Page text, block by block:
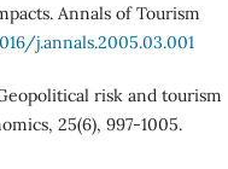
Annals of Tourism
j.annals.2005.03.001
risk and tourism
25(6), 997-1005.